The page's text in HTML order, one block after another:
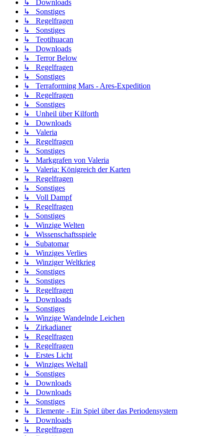
↳ Downloads
↳ Sonstiges
↳ Regelfragen
↳ Sonstiges
↳ Teotihuacan
↳ Downloads
↳ Terror Below
↳ Regelfragen
↳ Sonstiges
↳ Terraforming Mars - Ares-Expedition
↳ Regelfragen
↳ Sonstiges
↳ Unheil über Kilforth
↳ Downloads
↳ Valeria
↳ Regelfragen
↳ Sonstiges
↳ Markgrafen von Valeria
↳ Valeria: Königreich der Karten
↳ Regelfragen
↳ Sonstiges
↳ Voll Dampf
↳ Regelfragen
↳ Sonstiges
↳ Winzige Welten
↳ Wissenschaftsspiele
↳ Subatomar
↳ Winziges Verlies
↳ Winziger Weltkrieg
↳ Sonstiges
↳ Sonstiges
↳ Regelfragen
↳ Downloads
↳ Sonstiges
↳ Winzige Wandelnde Leichen
↳ Zirkadianer
↳ Regelfragen
↳ Regelfragen
↳ Erstes Licht
↳ Winziges Weltall
↳ Sonstiges
↳ Downloads
↳ Downloads
↳ Sonstiges
↳ Elemente - Ein Spiel über das Periodensystem
↳ Downloads
↳ Regelfragen